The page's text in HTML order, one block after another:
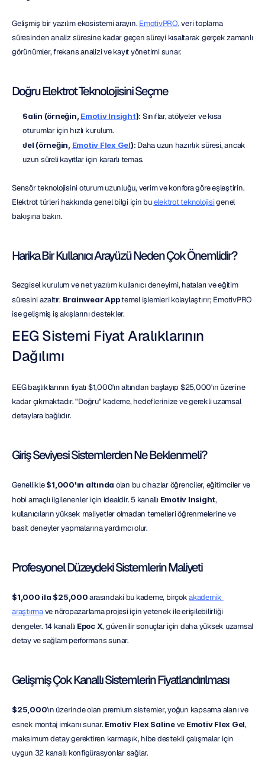
Gelişmiş bir yazılım ekosistemi arayın. EmotivPRO, veri toplama
süresinden analiz süresine kadar geçen süreyi kısaltarak gerçek zamanlı
görünümler, frekans analizi ve kayıt yönetimi sunar.
Doğru Elektrot Teknolojisini Seçme
Salin (örneğin, Emotiv Insight): Sınıflar, atölyeler ve kısa
oturumlar için hızlı kurulum.
Jel (örneğin, Emotiv Flex Gel): Daha uzun hazırlık süresi, ancak
uzun süreli kayıtlar için kararlı temas.
Sensör teknolojisini oturum uzunluğu, verim ve konfora göre eşleştirin.
Elektrot türleri hakkında genel bilgi için bu elektrot teknolojisi genel
bakışına bakın.
Harika Bir Kullanıcı Arayüzü Neden Çok Önemlidir?
Sezgisel kurulum ve net yazılım kullanıcı deneyimi, hataları ve eğitim
süresini azaltır. Brainwear App temel işlemleri kolaylaştırır; EmotivPRO
ise gelişmiş iş akışlarını destekler.
EEG Sistemi Fiyat Aralıklarının
Dağılımı
EEG başlıklarının fiyatı $1,000'ın altından başlayıp $25,000'ın üzerine
kadar çıkmaktadır. "Doğru" kademe, hedeflerinize ve gerekli uzamsal
detaylara bağlıdır.
Giriş Seviyesi Sistemlerden Ne Beklenmeli?
Genellikle $1,000'ın altında olan bu cihazlar öğrenciler, eğitimciler ve
hobi amaçlı ilgilenenler için idealdir. 5 kanallı Emotiv Insight,
kullanıcıların yüksek maliyetler olmadan temelleri öğrenmelerine ve
basit deneyler yapmalarına yardımcı olur.
Profesyonel Düzeydeki Sistemlerin Maliyeti
$1,000 ila $25,000 arasındaki bu kademe, birçok akademik
araştırma ve nöropazarlama projesi için yetenek ile erişilebilirliği
dengeler. 14 kanallı Epoc X, güvenilir sonuçlar için daha yüksek uzamsal
detay ve sağlam performans sunar.
Gelişmiş Çok Kanallı Sistemlerin Fiyatlandırılması
$25,000'ın üzerinde olan premium sistemler, yoğun kapsama alanı ve
esnek montaj imkanı sunar. Emotiv Flex Saline ve Emotiv Flex Gel,
maksimum detay gerektiren karmaşık, hibe destekli çalışmalar için
uygun 32 kanallı konfigürasyonlar sağlar.